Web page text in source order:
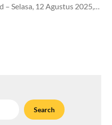
– Selasa, 12 Agustus 2025,…
Search